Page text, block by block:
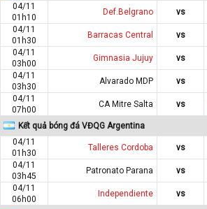
04/11
01h10
Def.Belgrano vs
04/11
01h30
Barracas Central vs
04/11
03h00
Gimnasia Jujuy vs
04/11
03h30
Alvarado MDP vs
04/11
07h00
CA Mitre Salta vs
Kết quả bóng đá VĐQG Argentina
04/11
01h30
Talleres Cordoba vs
04/11
03h45
Patronato Parana vs
04/11
06h00
Independiente vs